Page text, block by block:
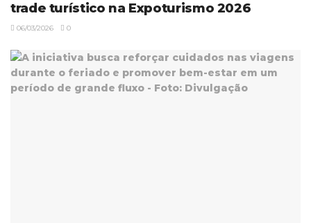
trade turístico na Expoturismo 2026
06/03/2026 0